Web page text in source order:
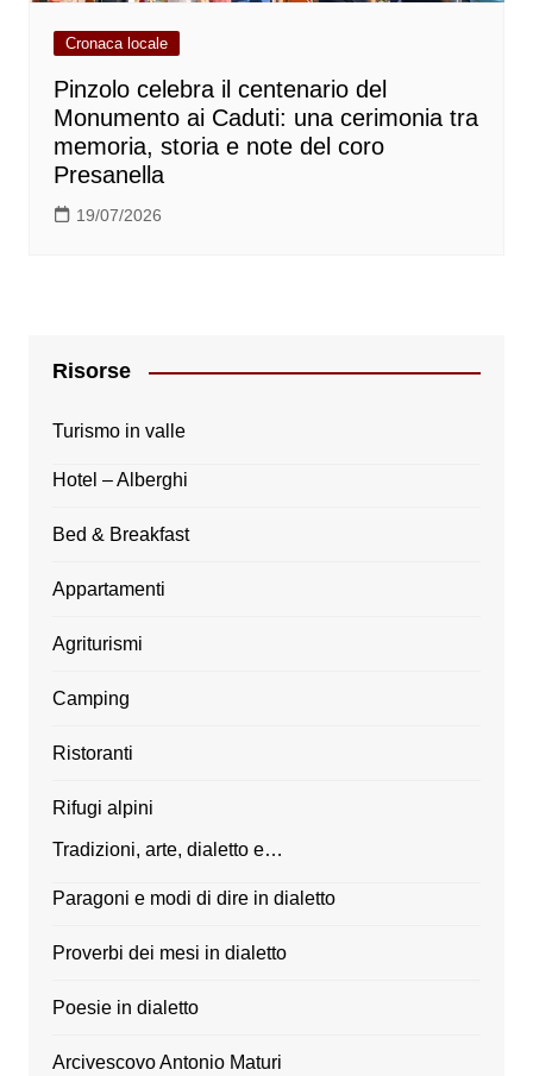
Cronaca locale
Pinzolo celebra il centenario del
Monumento ai Caduti: una cerimonia tra
memoria, storia e note del coro
Presanella
19/07/2026
Risorse
Turismo in valle
Hotel – Alberghi
Bed & Breakfast
Appartamenti
Agriturismi
Camping
Ristoranti
Rifugi alpini
Tradizioni, arte, dialetto e…
Paragoni e modi di dire in dialetto
Proverbi dei mesi in dialetto
Poesie in dialetto
Arcivescovo Antonio Maturi